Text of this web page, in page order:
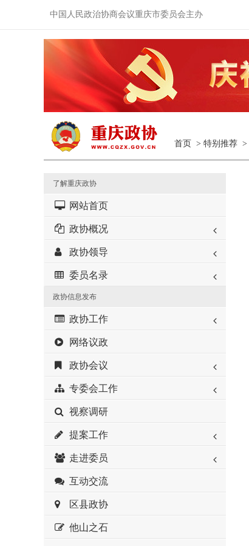
中国人民政治协商会议重庆市委员会主办
首页 > 特别推荐 >
了解重庆政协
网站首页
政协概况
政协领导
委员名录
政协信息发布
政协工作
网络议政
政协会议
专委会工作
视察调研
提案工作
走进委员
互动交流
区县政协
他山之石